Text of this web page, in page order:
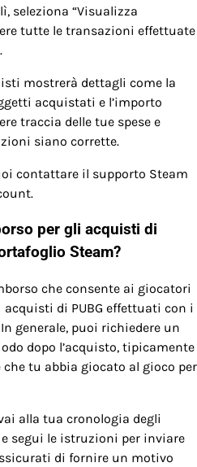
seleziona “Visualizza
tutte le transazioni effettuate
mostrerà dettagli come la
acquistati e l’importo
traccia delle tue spese e
siano corrette.
contattare il supporto Steam
per gli acquisti di
Steam?
che consente ai giocatori
di PUBG effettuati con i
generale, puoi richiedere un
dopo l’acquisto, tipicamente
tu abbia giocato al gioco per
alla tua cronologia degli
segui le istruzioni per inviare
di fornire un motivo